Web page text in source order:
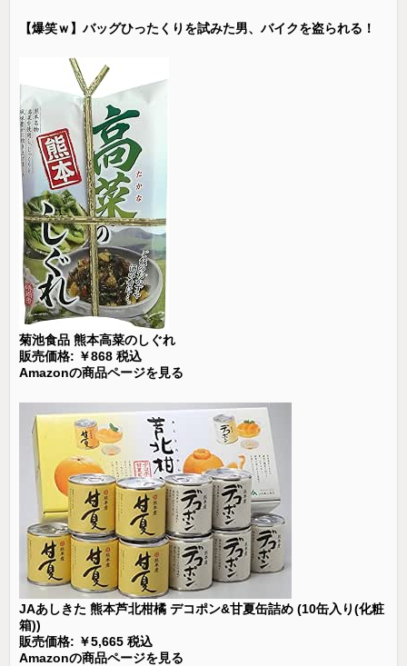
【爆笑ｗ】バッグひったくりを試みた男、バイクを盗られる！
菊池食品 熊本高菜のしぐれ
販売価格: ￥868 税込
Amazonの商品ページを見る
JAあしきた 熊本芦北柑橘 デコポン&甘夏缶詰め (10缶入り(化粧
箱))
販売価格: ￥5,665 税込
Amazonの商品ページを見る